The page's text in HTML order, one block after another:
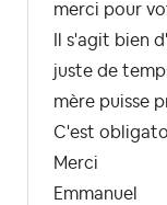
merci pour
Il s'agit bien
juste de
mère puisse
C'est
Merci
Emmanuel